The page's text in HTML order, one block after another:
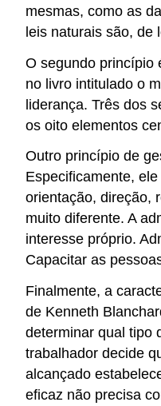
mesmas, como as
leis naturais são, de
O segundo princípio
no livro intitulado o
liderança. Três dos
os oito elementos
Outro princípio de
Especificamente,
orientação, direção,
muito diferente. A
interesse próprio.
Capacitar as
Finalmente, a
de Kenneth
determinar qual tipo
trabalhador decide
alcançado
eficaz não precisa